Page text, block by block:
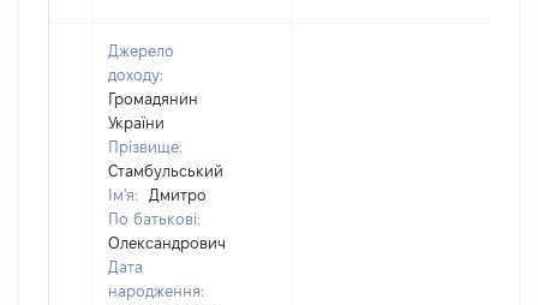
Джерело
доходу:
Громадянин
України
Прізвище:
Стамбульський
Ім'я:
Дмитро
По батькові:
Олександрович
Дата
народження: